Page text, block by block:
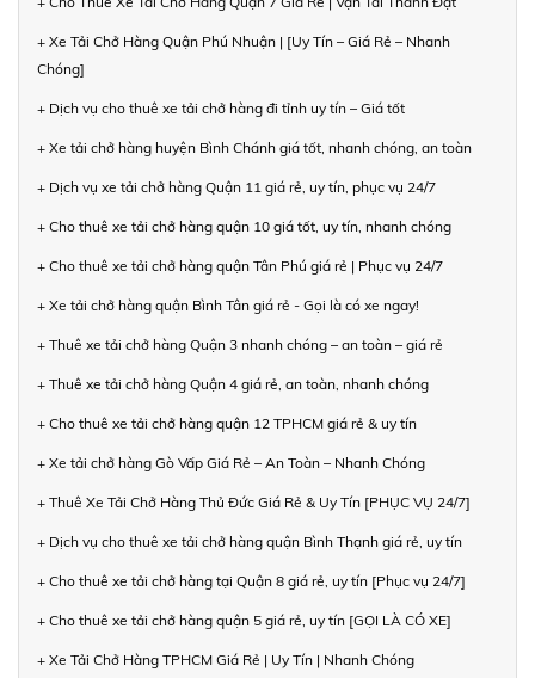
+ Xe Tải Chở Hàng Quận Phú Nhuận | [Uy Tín – Giá Rẻ – Nhanh
Chóng]
+ Dịch vụ cho thuê xe tải chở hàng đi tỉnh uy tín – Giá tốt
+ Xe tải chở hàng huyện Bình Chánh giá tốt, nhanh chóng, an toàn
+ Dịch vụ xe tải chở hàng Quận 11 giá rẻ, uy tín, phục vụ 24/7
+ Cho thuê xe tải chở hàng quận 10 giá tốt, uy tín, nhanh chóng
+ Cho thuê xe tải chở hàng quận Tân Phú giá rẻ | Phục vụ 24/7
+ Xe tải chở hàng quận Bình Tân giá rẻ - Gọi là có xe ngay!
+ Thuê xe tải chở hàng Quận 3 nhanh chóng – an toàn – giá rẻ
+ Thuê xe tải chở hàng Quận 4 giá rẻ, an toàn, nhanh chóng
+ Cho thuê xe tải chở hàng quận 12 TPHCM giá rẻ & uy tín
+ Xe tải chở hàng Gò Vấp Giá Rẻ – An Toàn – Nhanh Chóng
+ Thuê Xe Tải Chở Hàng Thủ Đức Giá Rẻ & Uy Tín [PHỤC VỤ 24/7]
+ Dịch vụ cho thuê xe tải chở hàng quận Bình Thạnh giá rẻ, uy tín
+ Cho thuê xe tải chở hàng tại Quận 8 giá rẻ, uy tín [Phục vụ 24/7]
+ Cho thuê xe tải chở hàng quận 5 giá rẻ, uy tín [GỌI LÀ CÓ XE]
+ Xe Tải Chở Hàng TPHCM Giá Rẻ | Uy Tín | Nhanh Chóng